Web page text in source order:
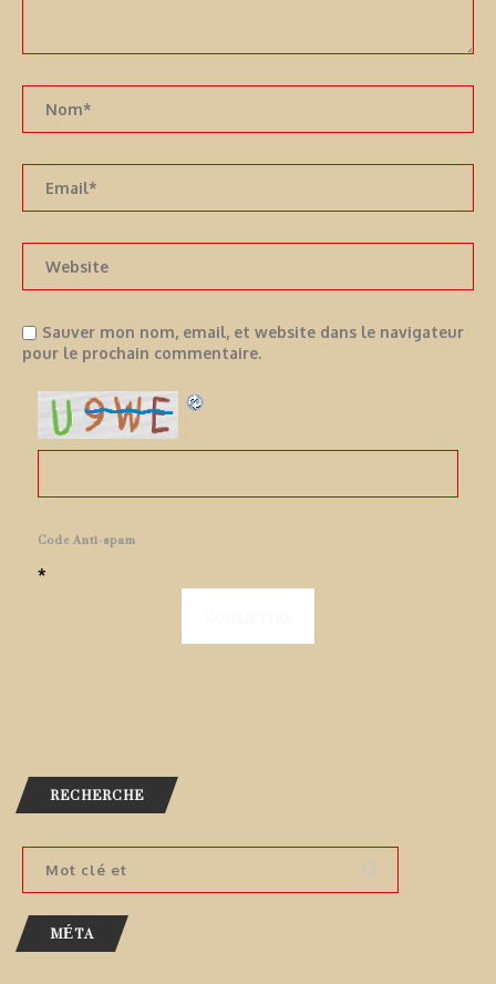
Sauver mon nom, email, et website dans le navigateur
pour le prochain commentaire.
Code Anti-spam
*
RECHERCHE
MÉTA